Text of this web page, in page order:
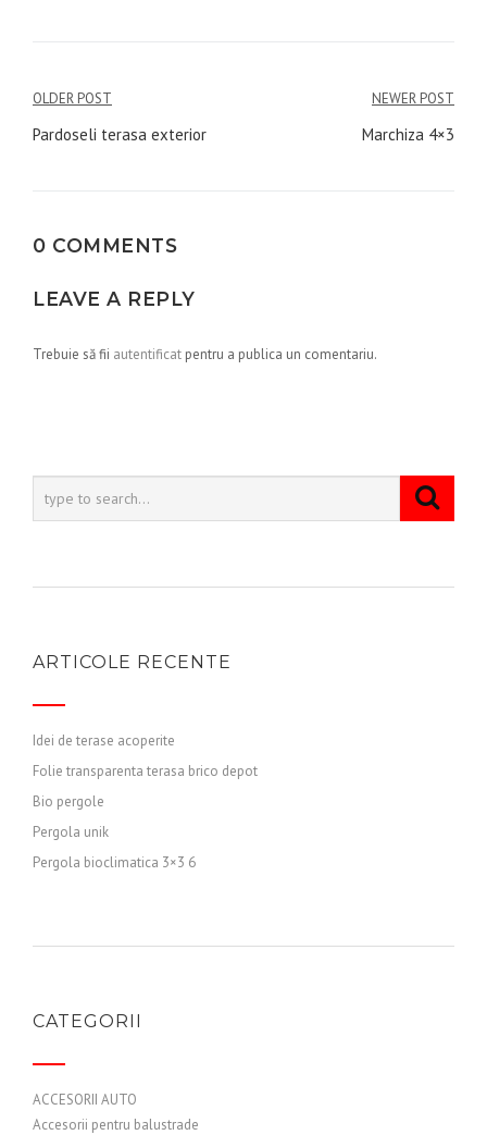
Navigare
în
OLDER POST
Pardoseli terasa exterior
NEWER POST
Marchiza 4×3
0 COMMENTS
LEAVE A REPLY
Trebuie să fii autentificat pentru a publica un comentariu.
ARTICOLE RECENTE
Idei de terase acoperite
Folie transparenta terasa brico depot
Bio pergole
Pergola unik
Pergola bioclimatica 3×3 6
CATEGORII
ACCESORII AUTO
Accesorii pentru balustrade